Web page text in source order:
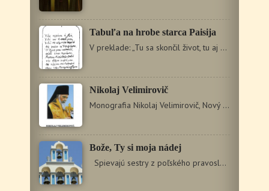
Tabuľa na hrobe starca Paisija
V preklade: „Tu sa skončil život, tu aj môj dych, tu bude…
Nikolaj Velimirovič
Monografia Nikolaj Velimirovič, Nový Zlatoústy predstavuje…
Bože, Ty si moja nádej
Spievajú sestry z poľského pravoslávneho monastiera…